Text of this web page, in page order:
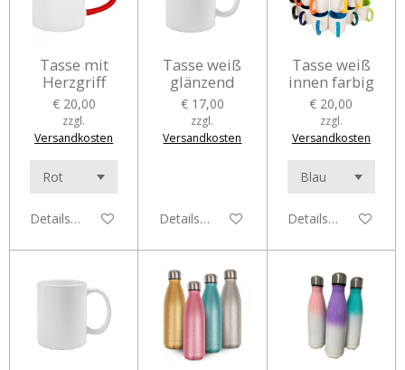
Tasse mit
Herzgriff
€ 20,00
zzgl.
Versandkosten
Details anzeigen
Tasse weiß
glänzend
€ 17,00
zzgl.
Versandkosten
Details anzeigen
Tasse weiß
innen farbig
€ 20,00
zzgl.
Versandkosten
Details anzeigen